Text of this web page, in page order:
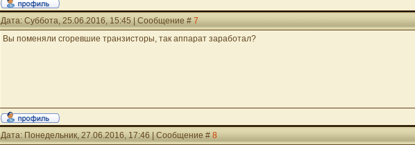
Дата: Суббота, 25.06.2016, 15:45 | Сообщение #7
Вы поменяли сгоревшие транзисторы, так аппарат заработал?
Дата: Понедельник, 27.06.2016, 17:46 | Сообщение #8